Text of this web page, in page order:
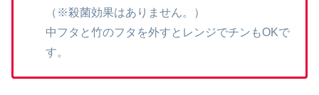
（※殺菌効果はありません。）
中フタと竹のフタを外すとレンジでチンもOKで
す。